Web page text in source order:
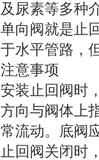
及尿素等多种
单向阀就是止
于水平管路，
注意事项
安装止回阀时
方向与阀体上
常流动。底阀
止回阀关闭时